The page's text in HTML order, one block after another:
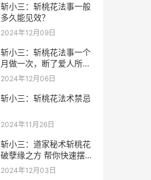
斩小三：斩桃花法事一般
多久能见效？
2024年12月09日
斩小三：斩桃花法事一个
月做一次，断了爱人所有
烂桃花
2024年12月06日
斩小三：斩桃花法术禁忌
2024年11月26日
斩小三：道家秘术斩桃花
破孽缘之方 帮你快速摆脱
渣男
2024年12月03日